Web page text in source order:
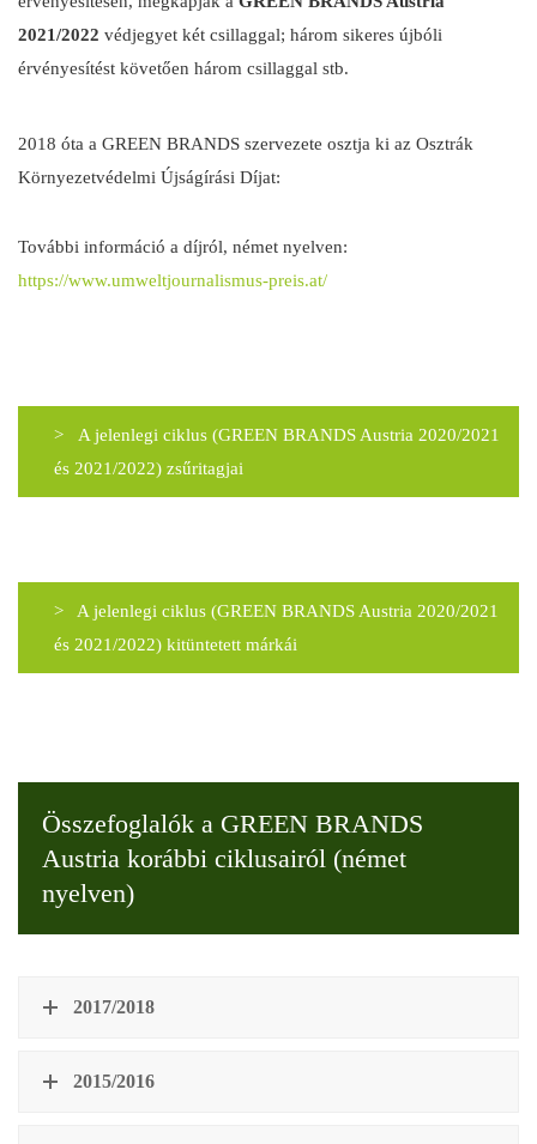
2021/2022 védjegyet két csillaggal; három sikeres újbóli
érvényesítést követően három csillaggal stb.
2018 óta a GREEN BRANDS szervezete osztja ki az Osztrák
Környezetvédelmi Újságírási Díjat:
További információ a díjról, német nyelven:
https://www.umweltjournalismus-preis.at/
> A jelenlegi ciklus (GREEN BRANDS Austria 2020/2021
és 2021/2022) zsűritagjai
> A jelenlegi ciklus (GREEN BRANDS Austria 2020/2021
és 2021/2022) kitüntetett márkái
Összefoglalók a GREEN BRANDS
Austria korábbi ciklusairól (német
nyelven)
2017/2018
2015/2016